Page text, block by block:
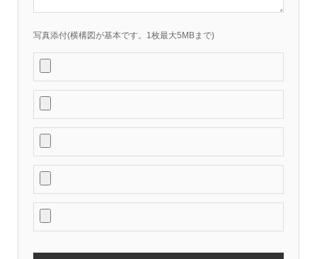
写真添付(横構図が基本です。1枚最大5MBまで)